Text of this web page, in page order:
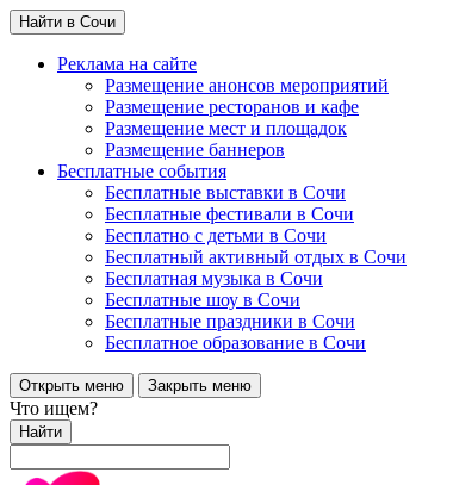
Найти в Сочи
Реклама на сайте
Размещение анонсов мероприятий
Размещение ресторанов и кафе
Размещение мест и площадок
Размещение баннеров
Бесплатные события
Бесплатные выставки в Сочи
Бесплатные фестивали в Сочи
Бесплатно с детьми в Сочи
Бесплатный активный отдых в Сочи
Бесплатная музыка в Сочи
Бесплатные шоу в Сочи
Бесплатные праздники в Сочи
Бесплатное образование в Сочи
Открыть меню Закрыть меню
Что ищем?
Найти